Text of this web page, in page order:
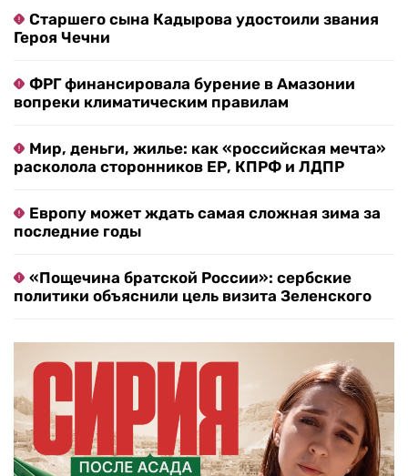
Старшего сына Кадырова удостоили звания
Героя Чечни
ФРГ финансировала бурение в Амазонии
вопреки климатическим правилам
Мир, деньги, жилье: как «российская мечта»
расколола сторонников ЕР, КПРФ и ЛДПР
Европу может ждать самая сложная зима за
последние годы
«Пощечина братской России»: сербские
политики объяснили цель визита Зеленского